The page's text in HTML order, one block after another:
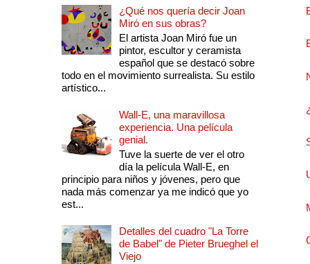
¿Qué nos quería decir Joan
Miró en sus obras?
El artista Joan Miró fue un
pintor, escultor y ceramista
español que se destacó sobre
todo en el movimiento surrealista. Su estilo
artístico...
Wall-E, una maravillosa
experiencia. Una película
genial.
Tuve la suerte de ver el otro
día la película Wall-E, en
principio para niños y jóvenes, pero que
nada más comenzar ya me indicó que yo
est...
Detalles del cuadro "La Torre
de Babel" de Pieter Brueghel el
Viejo